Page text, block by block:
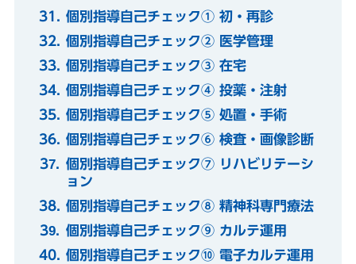
個別指導自己チェック① 初・再診
個別指導自己チェック② 医学管理
個別指導自己チェック③ 在宅
個別指導自己チェック④ 投薬・注射
個別指導自己チェック⑤ 処置・手術
個別指導自己チェック⑥ 検査・画像診断
個別指導自己チェック⑦ リハビリテーシ
ョン
個別指導自己チェック⑧ 精神科専門療法
個別指導自己チェック⑨ カルテ運用
個別指導自己チェック⑩ 電子カルテ運用